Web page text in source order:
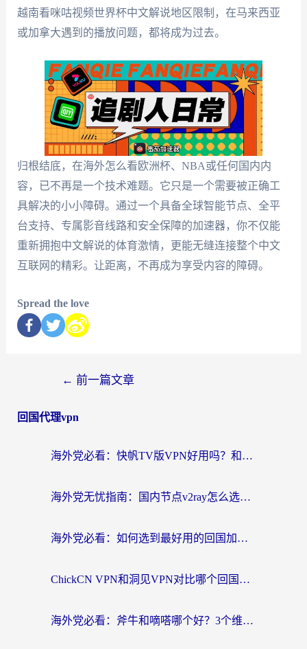
越南看咪咕视频世界杯中文解说地区限制，在马来西亚
或加拿大遇到的播放问题，都将成为过去。
归根结底，在海外怎么看欧洲杯、NBA或任何国内内
容，已不再是一个技术难题。它只是一个需要被正确工
具解决的小小障碍。通过一个具备全球智能节点、全平
台支持、专属影音线路和安全保障的加速器，你不仅能
重新拥抱中文解说的体育激情，更能无缝连接整个中文
互联网的精彩。让距离，不再成为享受内容的障碍。
Spread the love
← 前一篇文章
回国代理vpn
海外党必看：快帆TV版VPN好用吗？和快游VPN对比哪个回国效果更好？附实用避坑指南
海外党无忧指南：国内节点v2ray怎么选？一键回国VPN+多场景实测帮你避坑
海外党必看：如何选到最好用的回国加速器？从节点到售后的全维度指南
ChickCN VPN和洞见VPN对比哪个回国效果更好？海外党亲测3款加速器+避坑指南
海外党必看：斧牛和嘀嗒哪个好？3个维度教你选对回国加速器